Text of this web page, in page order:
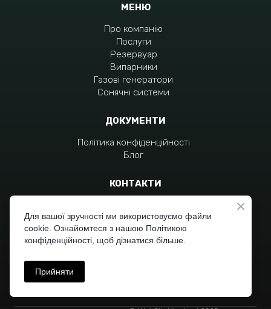
МЕНЮ
Про компанію
Послуги
Резервуар
Випарники
Газові генератори
Сонячні системи
ДОКУМЕНТИ
Політика конфіденційності
Блог
КОНТАКТИ
moc.liamg%40zagraivob
Для вашої зручності ми використовуємо файли
cookie. Ознайомтеся з нашою Політикою
конфіденційності, щоб дізнатися більше.
Прийняти